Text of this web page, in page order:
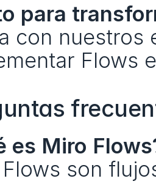
para
con nuestros
Flows
es Miro
son